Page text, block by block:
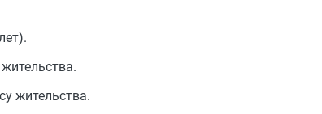
жительства.